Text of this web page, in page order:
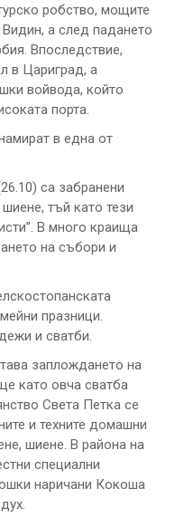
робство, мощите
а след падането
Впоследствие,
в Цариград, а
войвода, който
порта.
в една от
са забранени
тъй като тези
В много краища
на събори и
празници.
и сватби.
заплождането на
като овча сватба
Света Петка се
и техните домашни
шиене. В района на
специални
наричани Кокоша